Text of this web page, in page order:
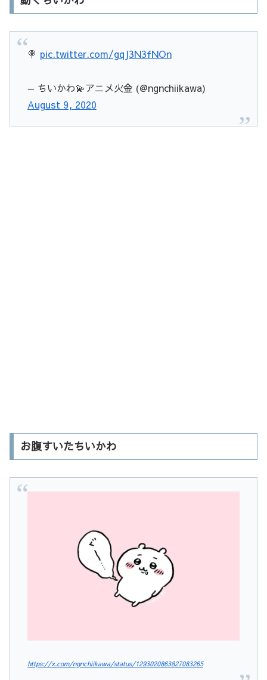
🍭 pic.twitter.com/gqJ3N3fNOn
— ちいかわ💫アニメ火金 (@ngnchiikawa)
August 9, 2020
お腹すいたちいかわ
https://x.com/ngnchiikawa/status/1293020863827083265